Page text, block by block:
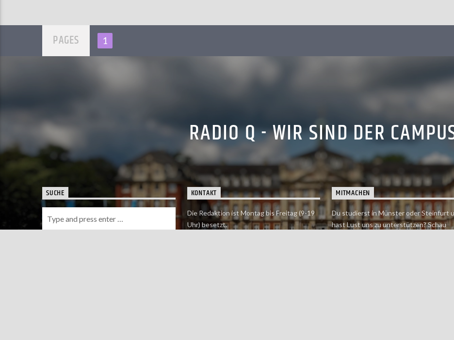
PAGES 1
RADIO Q - WIR SIND DER
SUCHE KONTAKT
Die Redaktion ist Montag bis Freitag (9-19
Uhr) besetzt.
MITMACHEN
Du studierst in Münster oder Steinfurt
hast Lust uns zu unterstützen? Schau